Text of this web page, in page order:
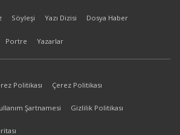
Söyleşi Yazı Dizisi Dosya Haber
Portre Yazarlar
Politikası Çerez Politikası
Şartnamesi Gizlilik Politikası